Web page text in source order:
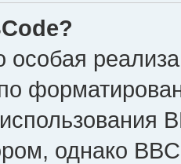
особая
однако